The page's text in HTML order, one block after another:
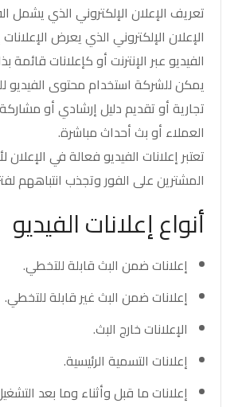
تعريف الإعلان الإلكتروني الذي يشمل
الإعلان الإلكتروني الذي يعرض
الفيديو عبر الإنترنت أو كإعلانات قائمة
يمكن للشركة استخدام محتوى الفيديو
تجارية أو تقديم دليل إرشادي أو
العملاء أو بث أحداث مباشرة.
تعتبر إعلانات الفيديو فعالة في الإعلان
المشترين على الفور وتجذب انتباههم
أنواع إعلانات الفيديو
إعلانات ضمن البث قابلة للتخطي.
إعلانات ضمن البث غير قابلة للتخطي.
الإعلانات خارج البث.
إعلانات التسمية الرئيسية.
إعلانات ما قبل وأثناء وما بعد